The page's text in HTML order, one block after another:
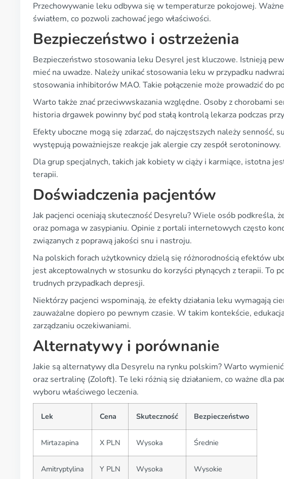
Przechowywanie leku odbywa się w temperaturze pokojowej.
światłem, co pozwoli zachować jego właściwości.
Bezpieczeństwo i ostrzeżenia
Bezpieczeństwo stosowania leku Desyrel jest kluczowe. Istnieją
mieć na uwadze. Należy unikać stosowania leku w przypadku
stosowania inhibitorów MAO. Takie połączenie może prowadzić do
Warto także znać przeciwwskazania względne. Osoby z chorobami
historia drgawek powinny być pod stałą kontrolą lekarza podczas
Efekty uboczne mogą się zdarzać, do najczęstszych należy senność,
występują poważniejsze reakcje jak alergie czy zespół serotoninowy.
Dla grup specjalnych, takich jak kobiety w ciąży i karmiące, istotna
terapii.
Doświadczenia pacjentów
Jak pacjenci oceniają skuteczność Desyrelu? Wiele osób podkreśla,
oraz pomaga w zasypianiu. Opinie z portali internetowych często
związanych z poprawą jakości snu i nastroju.
Na polskich forach użytkownicy dzielą się różnorodnością efektów
jest akceptowalnych w stosunku do korzyści płynących z terapii. To
trudnych przypadkach depresji.
Niektórzy pacjenci wspominają, że efekty działania leku wymagają
zauważalne dopiero po pewnym czasie. W takim kontekście,
zarządzaniu oczekiwaniami.
Alternatywy i porównanie
Jakie są alternatywy dla Desyrelu na rynku polskim? Warto
oraz sertralinę (Zoloft). Te leki różnią się działaniem, co ważne dla
wyboru właściwego leczenia.
Lek Cena Skuteczność Bezpieczeństwo
Mirtazapina X PLN Wysoka Średnie
Amitryptylina Y PLN Wysoka Wysokie